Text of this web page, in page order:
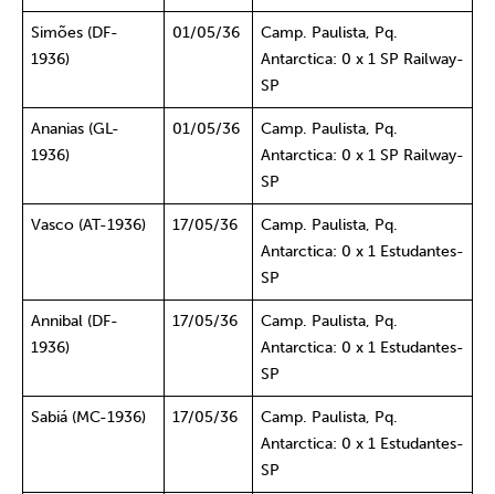
Simões (DF-
1936)
01/05/36
Camp. Paulista, Pq.
Antarctica: 0 x 1 SP Railway-
SP
Ananias (GL-
1936)
01/05/36
Camp. Paulista, Pq.
Antarctica: 0 x 1 SP Railway-
SP
Vasco (AT-1936) 17/05/36
Camp. Paulista, Pq.
Antarctica: 0 x 1 Estudantes-
SP
Annibal (DF-
1936)
17/05/36
Camp. Paulista, Pq.
Antarctica: 0 x 1 Estudantes-
SP
Sabiá (MC-1936) 17/05/36
Camp. Paulista, Pq.
Antarctica: 0 x 1 Estudantes-
SP